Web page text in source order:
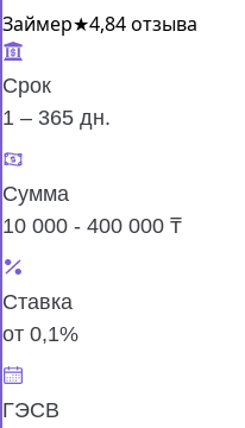
Займер★4,84 отзыва
Срок
1 – 365 дн.
Сумма
10 000 - 400 000 ₸
Ставка
от 0,1%
ГЭСВ